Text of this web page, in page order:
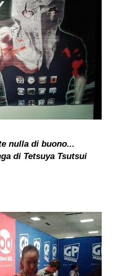
nulla di buono...
di Tetsuya Tsutsui